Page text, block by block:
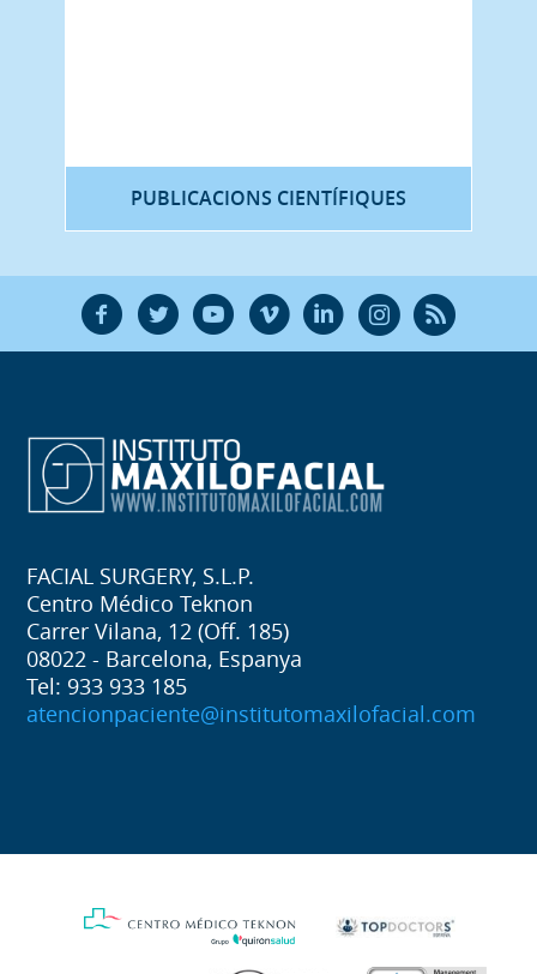
PUBLICACIONS CIENTÍFIQUES
F T Y V L Ñ R
FACIAL SURGERY, S.L.P.
Centro Médico Teknon
Carrer Vilana, 12 (Off. 185)
08022 - Barcelona, Espanya
Tel: 933 933 185
atencionpaciente@institutomaxilofacial.com